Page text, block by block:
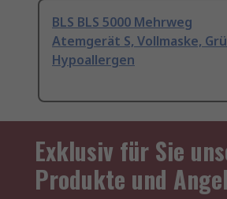
BLS BLS 5000 Mehrweg
Atemgerät S, Vollmaske,
Hypoallergen
Exklusiv für Sie
Produkte und